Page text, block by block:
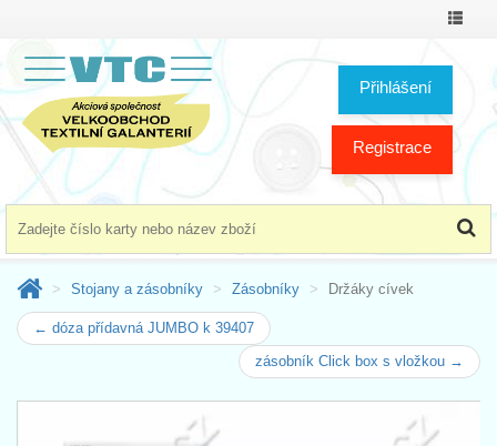
Přihlášení
Registrace
Stojany a zásobníky Zásobníky Držáky cívek
← dóza přídavná JUMBO k 39407
zásobník Click box s vložkou →